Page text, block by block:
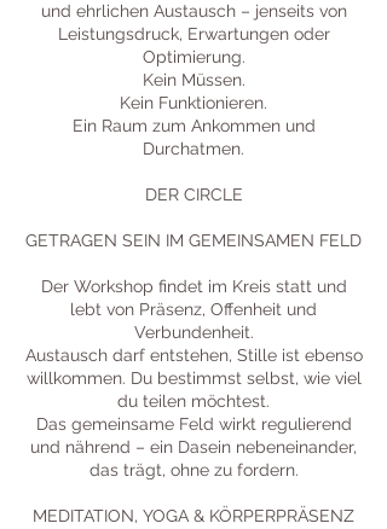
und ehrlichen Austausch – jenseits von
Leistungsdruck, Erwartungen oder
Optimierung.
Kein Müssen.
Kein Funktionieren.
Ein Raum zum Ankommen und
Durchatmen.
DER CIRCLE
GETRAGEN SEIN IM GEMEINSAMEN FELD
Der Workshop findet im Kreis statt und
lebt von Präsenz, Offenheit und
Verbundenheit.
Austausch darf entstehen, Stille ist ebenso
willkommen. Du bestimmst selbst, wie viel
du teilen möchtest.
Das gemeinsame Feld wirkt regulierend
und nährend – ein Dasein nebeneinander,
das trägt, ohne zu fordern.
MEDITATION, YOGA & KÖRPERPRÄSENZ